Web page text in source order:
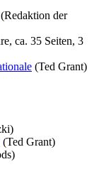
(Redaktion der
ca. 35 Seiten, 3
(Ted Grant)
(Ted Grant)